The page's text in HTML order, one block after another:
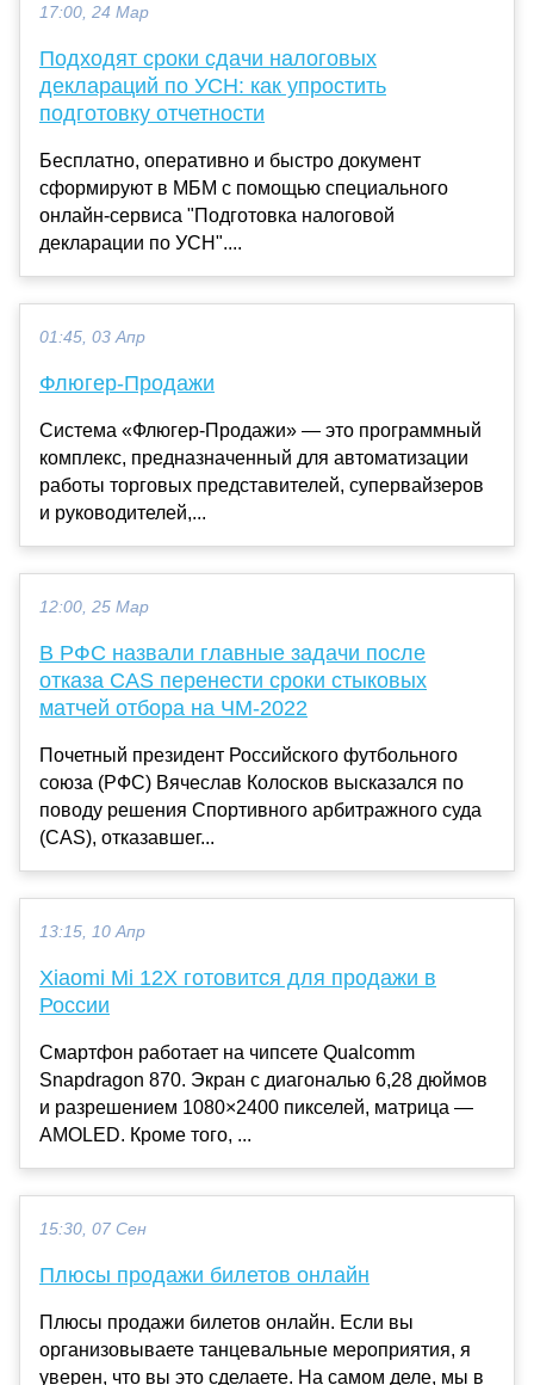
17:00, 24 Мар
Подходят сроки сдачи налоговых
деклараций по УСН: как упростить
подготовку отчетности
Бесплатно, оперативно и быстро документ
сформируют в МБМ с помощью специального
онлайн-сервиса "Подготовка налоговой
декларации по УСН"....
01:45, 03 Апр
Флюгер-Продажи
Система «Флюгер-Продажи» — это программный
комплекс, предназначенный для автоматизации
работы торговых представителей, супервайзеров
и руководителей,...
12:00, 25 Мар
В РФС назвали главные задачи после
отказа CAS перенести сроки стыковых
матчей отбора на ЧМ-2022
Почетный президент Российского футбольного
союза (РФС) Вячеслав Колосков высказался по
поводу решения Спортивного арбитражного суда
(CAS), отказавшег...
13:15, 10 Апр
Xiaomi Mi 12X готовится для продажи в
России
Смартфон работает на чипсете Qualcomm
Snapdragon 870. Экран с диагональю 6,28 дюймов
и разрешением 1080×2400 пикселей, матрица —
AMOLED. Кроме того, ...
15:30, 07 Сен
Плюсы продажи билетов онлайн
Плюсы продажи билетов онлайн. Если вы
организовываете танцевальные мероприятия, я
уверен, что вы это сделаете. На самом деле, мы в